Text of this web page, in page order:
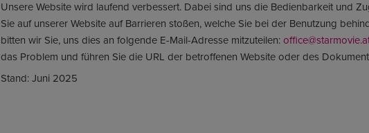
Unsere Website wird laufend verbessert. Dabei sind uns die Bedienbarkeit und
Sie auf unserer Website auf Barrieren stoßen, welche Sie bei der Benutzung
bitten wir Sie, uns dies an folgende E-Mail-Adresse mitzuteilen:
das Problem und führen Sie die URL der betroffenen Website oder des
Stand: Juni 2025